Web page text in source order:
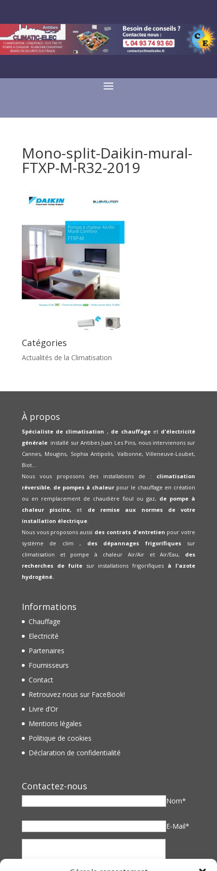
Mono-split-Daikin-mural-
FTXP-M-R32-2019
Catégories
Actualités de la Climatisation
À propos
Spécialiste de climatisation , de chauffageet d'électricité
générale installé sur Antibes Juan Les Pins, nous intervienons sur
Cannes, Mougins, Sophia Antipolis, Valbonne, Villeneuve-Loubet,
Biot...
Nous vous proposons des installations de : climatisation
réversible, de pompes à chaleurpour le chauffage en création
ou en remplacement de chaudière fioul ou gaz, de pompe à
chaleur piscine, et de remise aux normes de votre
installation électrique.
Nous vous proposons aussi des contrats d'entretien pour votre
système de clim , des dépannages frigorifiquessur
climatisation et pompe à chaleur Air/Air et Air/Eau, des
recherches de fuite sur installations frigorifiques à l'azote
hydrogéné.
Informations
Chauffage
Electricité
Partenaires
Fournisseurs
Contact
Retrouvez nous sur FaceBook!
Livre d’Or
Mentions légales
Politique de cookies
Déclaration de confidentialité
Contactez-nous
Nom*
E-Mail*